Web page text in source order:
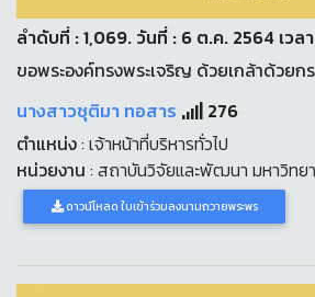
ลำดับที่ : 1,069. วันที่ : 6 ต.ค. 2564 เวลา
ขอพระองค์ทรงพระเจริญ ด้วยเกล้าด้วยก
นางสาวชุติมา ทอสาร
276
ตำแหน่ง: เจ้าหน้าที่บริหารทั่วไป
หน่วยงาน : สถาบันวิจัยและพัฒนา มหาวิท
ดาวน์โหลด ใบเข้าร่วมลงนามถวายพระพร